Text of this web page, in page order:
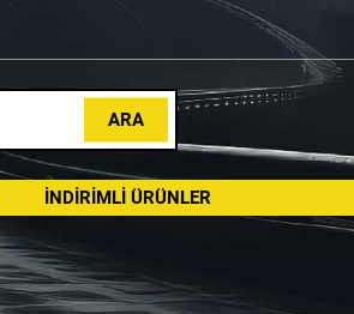
ARA
İNDIRIMLI ÜRÜNLER